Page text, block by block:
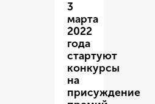
3
марта
2022
года
стартуют
конкурсы
на
присуждение